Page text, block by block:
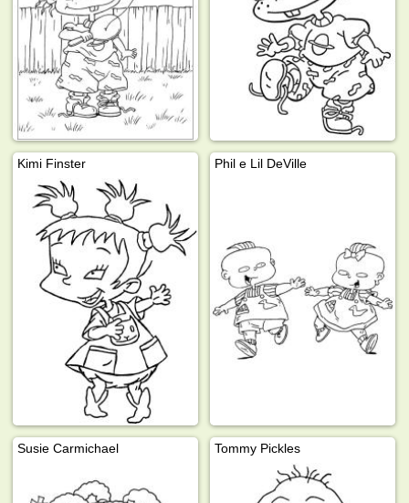
Kimi Finster Phil e Lil DeVille
Susie Carmichael Tommy Pickles